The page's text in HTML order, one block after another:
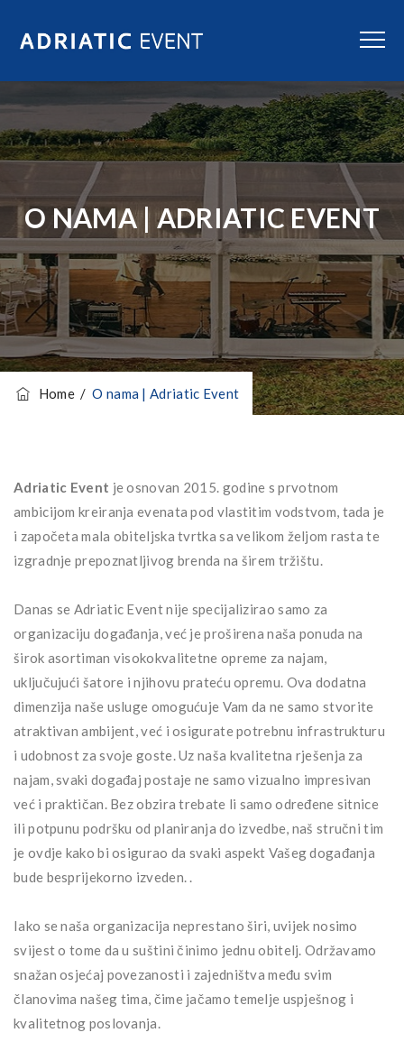
O NAMA | ADRIATIC EVENT
Home/O nama | Adriatic Event
Adriatic Event je osnovan 2015. godine s prvotnom
ambicijom kreiranja evenata pod vlastitim vodstvom, tada je
i započeta mala obiteljska tvrtka sa velikom željom rasta te
izgradnje prepoznatljivog brenda na širem tržištu.
Danas se Adriatic Event nije specijalizirao samo za
organizaciju događanja, već je proširena naša ponuda na
širok asortiman visokokvalitetne opreme za najam,
uključujući šatore i njihovu prateću opremu. Ova dodatna
dimenzija naše usluge omogućuje Vam da ne samo stvorite
atraktivan ambijent, već i osigurate potrebnu infrastrukturu
i udobnost za svoje goste. Uz naša kvalitetna rješenja za
najam, svaki događaj postaje ne samo vizualno impresivan
već i praktičan. Bez obzira trebate li samo određene sitnice
ili potpunu podršku od planiranja do izvedbe, naš stručni tim
je ovdje kako bi osigurao da svaki aspekt Vašeg događanja
bude besprijekorno izveden. .
Iako se naša organizacija neprestano širi, uvijek nosimo
svijest o tome da u suštini činimo jednu obitelj. Održavamo
snažan osjećaj povezanosti i zajedništva među svim
članovima našeg tima, čime jačamo temelje uspješnog i
kvalitetnog poslovanja.